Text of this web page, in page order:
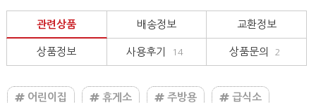
관련상품 배송정보 교환정보
상품정보 사용후기 14 상품문의 2
어린이집 휴게소 주방용 급식소